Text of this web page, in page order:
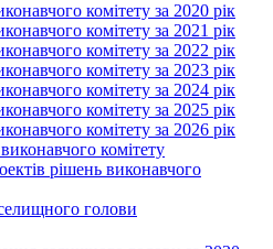
комітету за 2020 рік
комітету за 2021 рік
комітету за 2022 рік
комітету за 2023 рік
комітету за 2024 рік
комітету за 2025 рік
комітету за 2026 рік
комітету
рішень виконавчого
голови